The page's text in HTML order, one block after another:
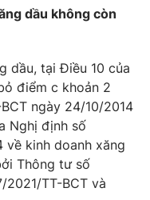
dầu không còn
dầu, tại Điều 10 của
điểm c khoản 2
ngày 24/10/2014
Nghị định số
kinh doanh xăng
Thông tư số
2021/TT-BCT và